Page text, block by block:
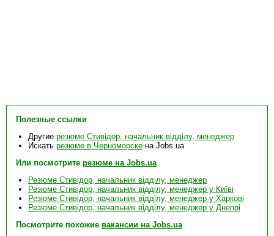
Полезные ссылки
Другие резюме Стивідор, начальник відділу, менеджер
Искать резюме в Черноморске на Jobs.ua
Или посмотрите резюме на Jobs.ua
Резюме Стивідор, начальник відділу, менеджер
Резюме Стивідор, начальник відділу, менеджер у Київі
Резюме Стивідор, начальник відділу, менеджер у Харкові
Резюме Стивідор, начальник відділу, менеджер у Днепрі
Посмотрите похожие вакансии на Jobs.ua